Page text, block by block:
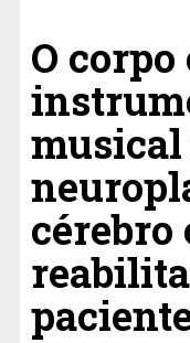
O corpo
cérebro